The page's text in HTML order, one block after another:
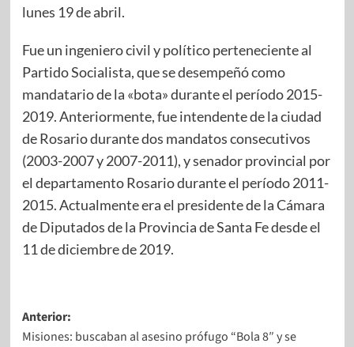
lunes 19 de abril.
Fue un ingeniero civil y político perteneciente al
Partido Socialista, que se desempeñó como
mandatario de la «bota» durante el período 2015-
2019. Anteriormente, fue intendente de la ciudad
de Rosario durante dos mandatos consecutivos
(2003-2007 y 2007-2011), y senador provincial por
el departamento Rosario durante el período 2011-
2015. Actualmente era el presidente de la Cámara
de Diputados de la Provincia de Santa Fe desde el
11 de diciembre de 2019.
Anterior:
Misiones: buscaban al asesino prófugo “Bola 8″ y se